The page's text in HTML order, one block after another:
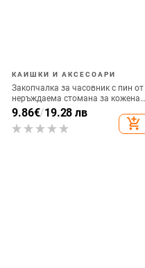
КАИШКИ И АКСЕСОАРИ
Закопчалка за часовник с пин от
неръждаема стомана за кожена
каишка — Jaeger-LeCoultre Big
Mark
9.86€/19.28 лв
add_shopping_cart